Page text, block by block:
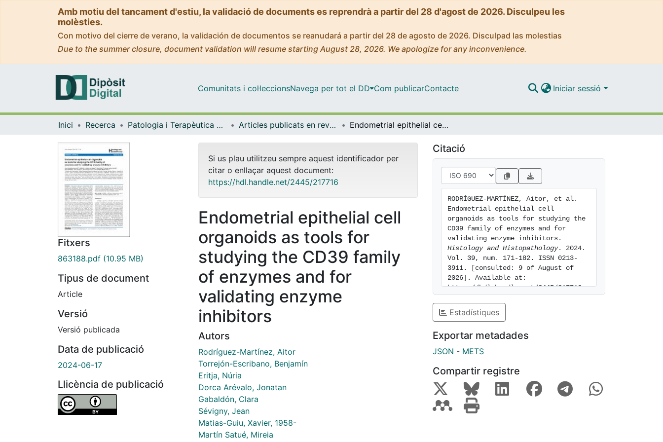
Amb motiu del tancament d'estiu, la validació de documents es reprendrà a partir del 28 d'agost de 2026. Disculpeu les
molèsties.
Con motivo del cierre de verano, la validación de documentos se reanudará a partir del 28 de agosto de 2026. Disculpad las molestias
Due to the summer closure, document validation will resume starting August 28, 2026. We apologize for any inconvenience.
Comunitats i col·leccionsNavega per tot el DD Com publicarContacte Iniciar sessió
Inici Recerca Patologia i Terapèutica Experimental Articles publicats en revistes (Patologia i Terapèutica Experimental) Endometrial epithelial cell organoids as tools for studying the CD39 family of enzymes and for validating enzyme inhibitors
Fitxers
863188.pdf (10.95 MB)
Tipus de document
Article
Versió
Versió publicada
Data de publicació
2024-06-17
Llicència de publicació
Si us plau utilitzeu sempre aquest identificador per
citar o enllaçar aquest document:
https://hdl.handle.net/2445/217716
Endometrial epithelial cell
organoids as tools for
studying the CD39 family
of enzymes and for
validating enzyme
inhibitors
Autors
Rodríguez-Martínez, Aitor
Torrejón-Escribano, Benjamín
Eritja, Núria
Dorca Arévalo, Jonatan
Gabaldón, Clara
Sévigny, Jean
Matias-Guiu, Xavier, 1958-
Martín Satué, Mireia
Citació
RODRÍGUEZ-MARTÍNEZ, Aitor, et al.
Endometrial epithelial cell
organoids as tools for studying the
CD39 family of enzymes and for
Histology and Histopathology. 2024.
Vol. 39, num. 171-182. ISSN 0213-
3911. [consulted: 9 of August of
2026]. Available at:
https://hdl.handle.net/2445/217716
Estadístiques
Exportar metadades
JSON - METS
Compartir registre